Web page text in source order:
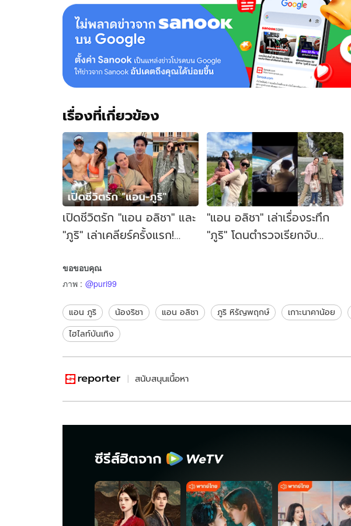
พ่อ
ภูริ
แรก
เรื่องที่เกี่ยวข้อง
เปิดชีวิตรัก "แอน อลิชา" และ
"ภูริ" เล่าเคลียร์ครั้งแรก!
"แอน อลิชา" เล่าเรื่องระทึก
"ภูริ" โดนตำรวจเรียกจับ
ขอขอบคุณ
ภาพ : @puri99
แอน ภูริ น้องริชา แอน อลิชา ภูริ หิรัญพฤกษ์ เกาะนาคาน้อย
ไฮไลท์บันเทิง
สนับสนุนเนื้อหา
ซีรีส์ฮิตจาก